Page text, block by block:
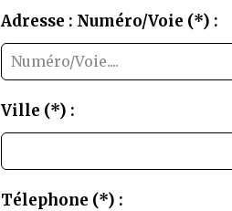
blank
Adresse : Numéro/Voie (*) :
Ville (*) :
Télephone (*) :